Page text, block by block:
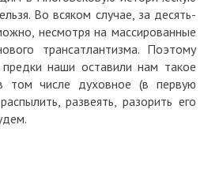
Во всяком случае, за десять-
несмотря на массированные
трансатлантизма. Поэтому
наши оставили нам такое
том числе духовное (в первую
развеять, разорить его